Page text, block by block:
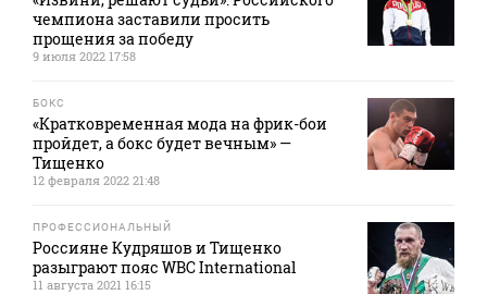
чемпиона заставили просить
прощения за победу
9 июля 2022 17:58
БОКС
«Кратковременная мода на фрик-бои
пройдет, а бокс будет вечным» —
Тищенко
12 февраля 2022 21:48
ПРОФЕССИОНАЛЬНЫЙ
Россияне Кудряшов и Тищенко
разыграют пояс WBC International
11 августа 2021 16:15